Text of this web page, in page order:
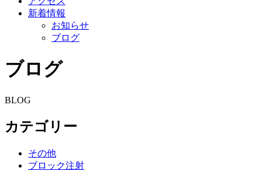
新着情報
お知らせ
ブログ
ブログ
BLOG
カテゴリー
その他
ブロック注射